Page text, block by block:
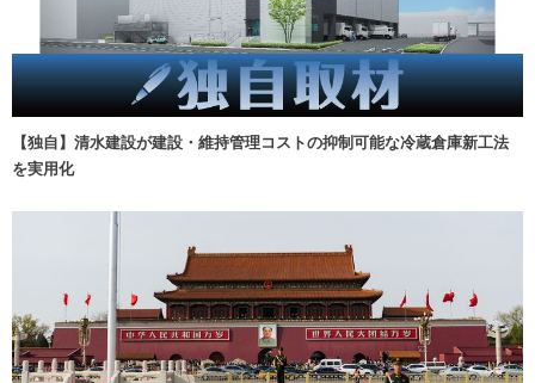
【独自】清水建設が建設・維持管理コストの抑制可能な冷蔵倉庫新工法
を実用化